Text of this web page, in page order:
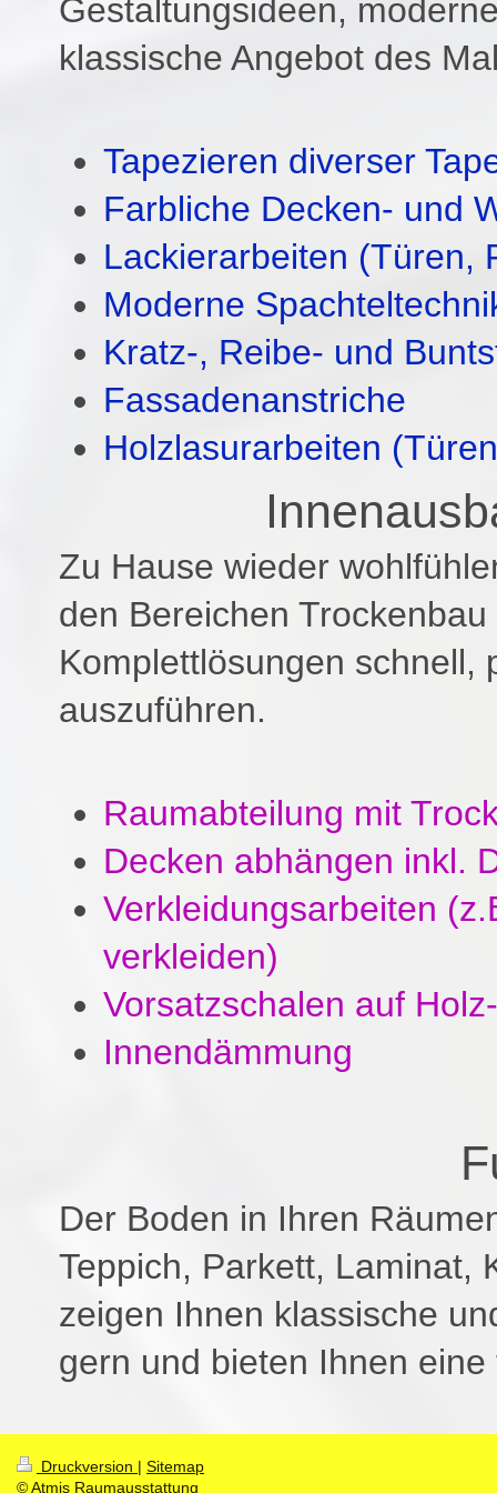
Gestaltungsideen,
klassische Angebot des
Tapezieren diverser
Farbliche Decken- und
Lackierarbeiten (Türen,
Moderne
Kratz-, Reibe- und
Fassadenanstriche
Holzlasurarbeiten
Zu Hause wieder
den Bereichen
Komplettlösungen schnell,
auszuführen.
Raumabteilung mit
Decken abhängen inkl.
Verkleidungsarbeiten
verkleiden)
Vorsatzschalen auf
Innendämmung
Der Boden in Ihren
Teppich, Parkett, Laminat,
zeigen Ihnen klassische
gern und bieten Ihnen
Druckversion | Sitemap
© Atmis Raumausstattung